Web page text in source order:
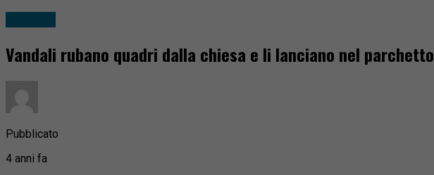
Vandali rubano quadri dalla chiesa e li lanciano nel parchetto
Pubblicato
4 anni fa